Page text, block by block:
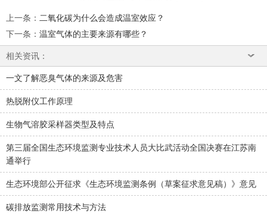
上一条 ： 二氧化碳为什么会造成温室效应？
下一条 ： 温室气体的主要来源有哪些？
相关资讯：
一文了解恶臭气体的来源及危害
热脱附仪工作原理
生物气溶胶采样器类型及特点
第三届全国生态环境监测专业技术人员大比武活动全国决赛在江苏南
通举行
生态环境部公开征求《生态环境监测条例（草案征求意见稿）》意见
碳排放监测常用技术与方法